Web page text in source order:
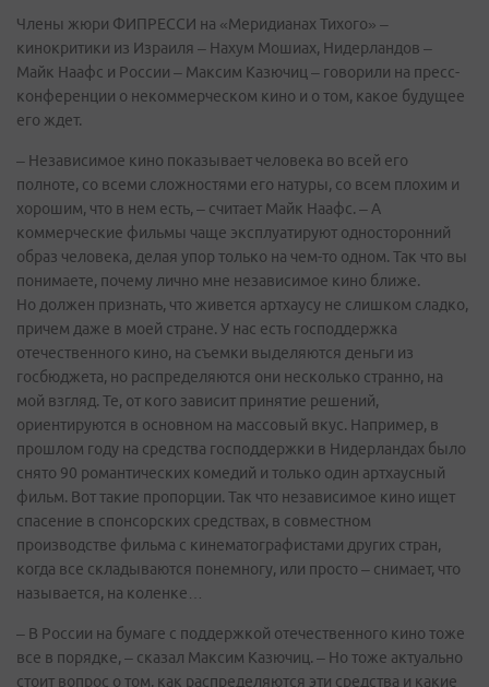
Члены жюри ФИПРЕССИ на «Меридианах Тихого» –
кинокритики из Израиля – Нахум Мошиах, Нидерландов –
Майк Наафс и России – Максим Казючиц – говорили на пресс-
конференции о некоммерческом кино и о том, какое будущее
его ждет.
– Независимое кино показывает человека во всей его
полноте, со всеми сложностями его натуры, со всем плохим и
хорошим, что в нем есть, – считает Майк Наафс. – А
коммерческие фильмы чаще эксплуатируют односторонний
образ человека, делая упор только на чем-то одном. Так что вы
понимаете, почему лично мне независимое кино ближе.
Но должен признать, что живется артхаусу не слишком сладко,
причем даже в моей стране. У нас есть господдержка
отечественного кино, на съемки выделяются деньги из
госбюджета, но распределяются они несколько странно, на
мой взгляд. Те, от кого зависит принятие решений,
ориентируются в основном на массовый вкус. Например, в
прошлом году на средства господдержки в Нидерландах было
снято 90 романтических комедий и только один артхаусный
фильм. Вот такие пропорции. Так что независимое кино ищет
спасение в спонсорских средствах, в совместном
производстве фильма с кинематографистами других стран,
когда все складываются понемногу, или просто – снимает, что
называется, на коленке…
– В России на бумаге с поддержкой отечественного кино тоже
все в порядке, – сказал Максим Казючиц. – Но тоже актуально
стоит вопрос о том, как распределяются эти средства и какие